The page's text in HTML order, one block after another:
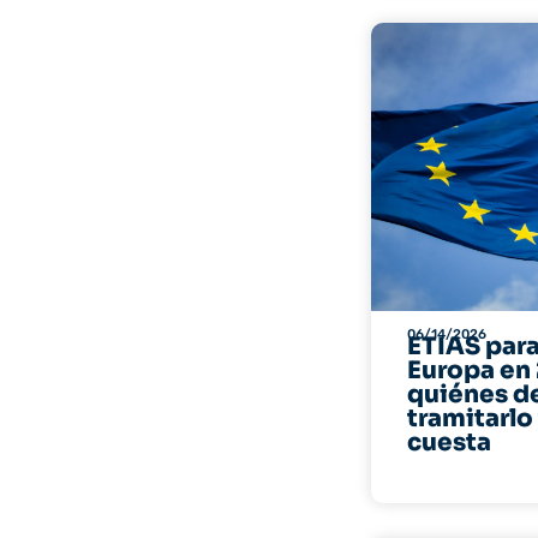
06/14/2026
ETIAS
Europa
quiénes
tramitarlo
cuesta